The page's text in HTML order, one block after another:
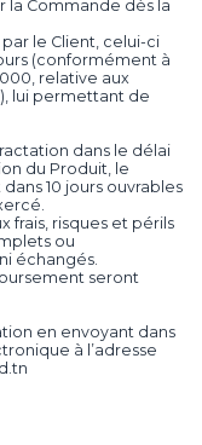
la Commande dès la
le Client, celui-ci
(conformément à
relative aux
lui permettant de
dans le délai
du Produit, le
10 jours ouvrables
frais, risques et périls
ou
échangés.
seront
en envoyant dans
à l’adresse